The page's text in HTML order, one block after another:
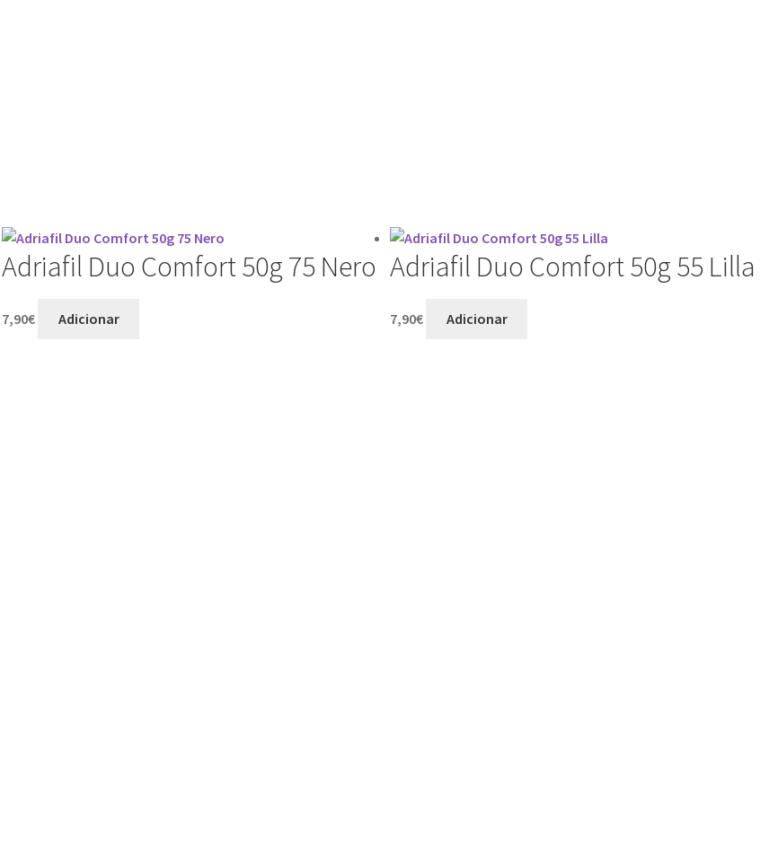
Adriafil Duo Comfort 50g 75 Nero
7,90€ Adicionar
Adriafil Duo Comfort 50g 55 Lilla
7,90€ Adicionar